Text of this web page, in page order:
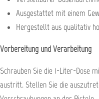
Ausgestattet mit einem
Hergestellt aus qualitativ
Vorbereitung und Verarbeitung
Schrauben Sie die 1-Liter-Dose
austritt. Stellen Sie die